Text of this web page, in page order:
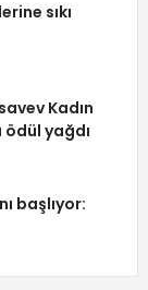
sıkı
Kadın
ödül yağdı
başlıyor: